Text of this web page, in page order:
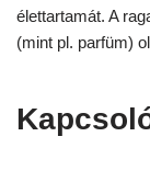
élettartamát. A
(mint pl. parfüm)